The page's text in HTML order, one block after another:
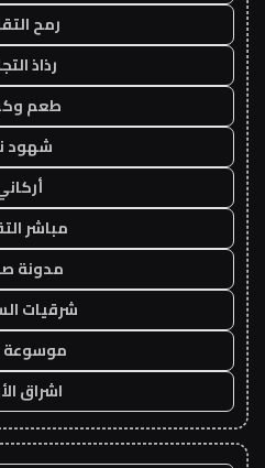
رمح
رذاذ
طعم
شهود
مباشر
مدونة
شرقيات
موسوعة
اشراق